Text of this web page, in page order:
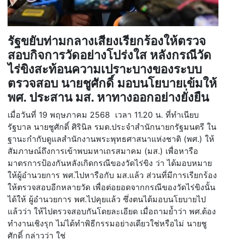
รัฐขยับท่ามกลางเสียงเรียกร้องให้ตรวจ
สอบกิจการวัดอย่างโปร่งใส หลังกรณีวัด
ไร่ขิงสะท้อนความเปราะบางของระบบ
ตรวจสอบ นายชูศักดิ์ มอบนโยบายเข้มให้
พศ. ประสาน มส. หาทางออกอย่างยั่งยืน
เมื่อวันที่ 19 พฤษภาคม 2568 เวลา 11.20 น. ที่ทำเนียบ
รัฐบาล นายชูศักดิ์ ศิรินิล รมต.ประจำสำนักนายกรัฐมนตรี ใน
ฐานะกำกับดูแลสำนักงานพระพุทธศาสนาแห่งชาติ (พศ.) ให้
สัมภาษณ์ถึงการเข้าพบมหาเถรสมาคม (มส.) เพื่อหารือ
มาตรการป้องกันหลังเกิดกรณีของวัดไร่ขิง ว่า ได้มอบหมาย
ให้ผู้อำนวยการ พศ.ไปหารือกับ มส.แล้ว ส่วนที่มีการเรียกร้อง
ให้ตรวจสอบอีกหลายวัด เพื่อต่อยอดจากกรณีของวัดไร่ขิงนั้น
ได้ให้ ผู้อำนวยการ พศ.ไปคุยแล้ว ซึ่งตนได้มอบนโยบายไป
แล้วว่า ให้ไปตรวจสอบกันโดยละเอียด เมื่อถามย้ำว่า พศ.ต้อง
ทำงานเชิงรุก ไม่ได้ทำพิธีกรรมอย่างเดียวใช่หรือไม่ นายชู
ศักดิ์ กล่าวว่า ใช่